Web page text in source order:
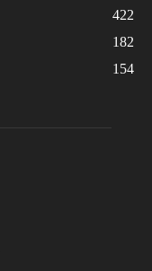
422
182
154